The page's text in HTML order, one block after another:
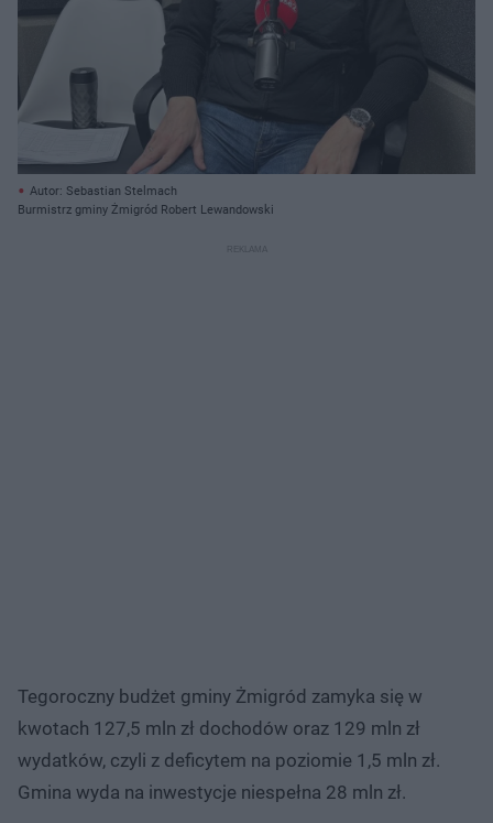
Autor: Sebastian Stelmach
Burmistrz gminy Żmigród Robert Lewandowski
Tegoroczny budżet gminy Żmigród zamyka się w
kwotach 127,5 mln zł dochodów oraz 129 mln zł
wydatków, czyli z deficytem na poziomie 1,5 mln zł.
Gmina wyda na inwestycje niespełna 28 mln zł.